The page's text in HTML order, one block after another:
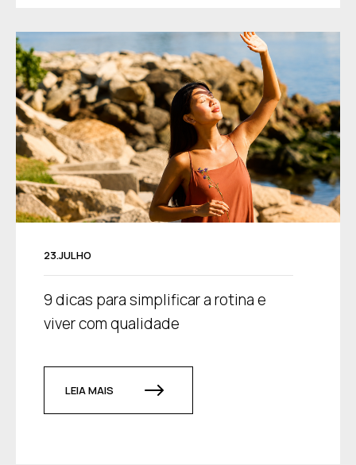
23.JULHO
9 dicas para simplificar a rotina e
viver com qualidade
LEIA MAIS